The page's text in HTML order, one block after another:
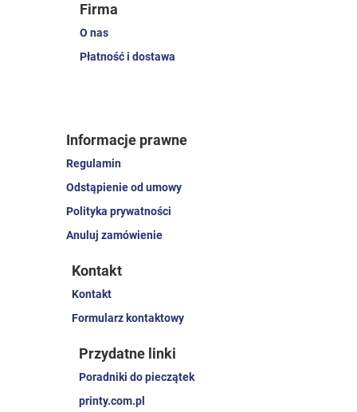
Firma
O nas
Płatność i dostawa
Informacje prawne
Regulamin
Odstąpienie od umowy
Polityka prywatności
Anuluj zamówienie
Kontakt
Kontakt
Formularz kontaktowy
Przydatne linki
Poradniki do pieczątek
printy.com.pl